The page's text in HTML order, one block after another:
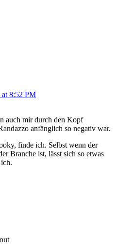
8:52 PM
auch mir durch den Kopf
anfänglich so negativ war.
finde ich. Selbst wenn der
Branche ist, lässt sich so etwas